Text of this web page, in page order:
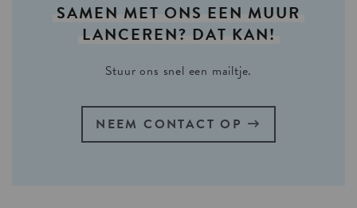
SAMEN MET ONS EEN MUUR
LANCEREN? DAT KAN!
Stuur ons snel een mailtje.
NEEM CONTACT OP